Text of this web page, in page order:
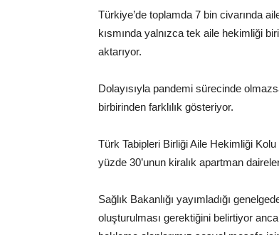
Türkiye’de toplamda 7 bin civarında
kısmında yalnızca tek aile hekimliği
aktarıyor.
Dolayısıyla pandemi sürecinde
birbirinden farklılık gösteriyor.
Türk Tabipleri Birliği Aile Hekimliği
yüzde 30’unun kiralık apartman
Sağlık Bakanlığı yayımladığı
oluşturulması gerektiğini belirtiyor